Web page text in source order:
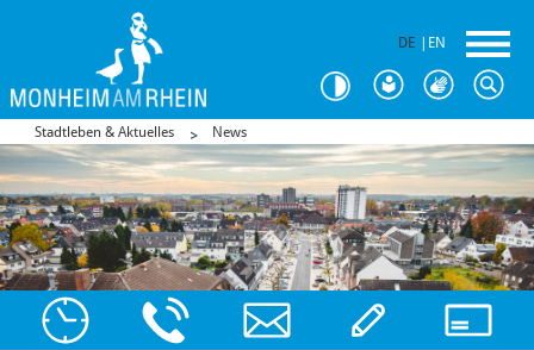
DE EN
Stadtleben & Aktuelles News